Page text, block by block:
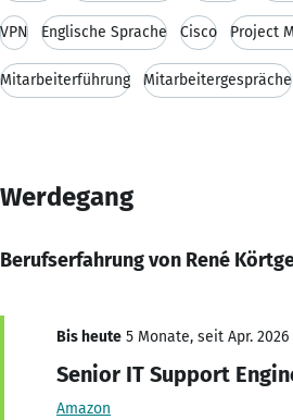
VPN Englische Sprache Cisco Project
Mitarbeiterführung Mitarbeitergespräche
Werdegang
Berufserfahrung von René
Bis heute 5 Monate, seit Apr. 2026
Senior IT Support
Amazon